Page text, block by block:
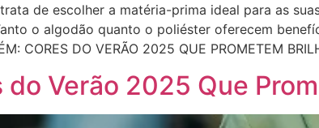
de escolher a matéria-prima ideal para as
o algodão quanto o poliéster oferecem
CORES DO VERÃO 2025 QUE PROMETEM
do Verão 2025 Que